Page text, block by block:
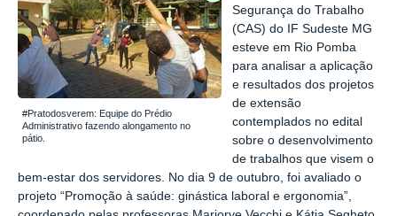
#Pratodosverem: Equipe do Prédio
Administrativo fazendo alongamento no
pátio.
Segurança do Trabalho
(CAS) do IF Sudeste MG
esteve em Rio Pomba
para analisar a aplicação
e resultados dos projetos
de extensão
contemplados no edital
sobre o desenvolvimento
de trabalhos que visem o
bem-estar dos servidores. No dia 9 de outubro, foi avaliado o
projeto “Promoção à saúde: ginástica laboral e ergonomia”,